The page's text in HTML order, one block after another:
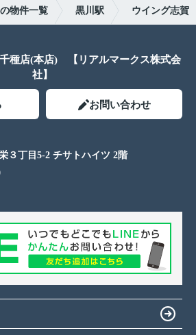
物件一覧 黒川駅 ウイング志賀
種店(本店) 【リアルマークス株式会
社】
お問い合わせ
３丁目5-2 チサトハイツ 2階